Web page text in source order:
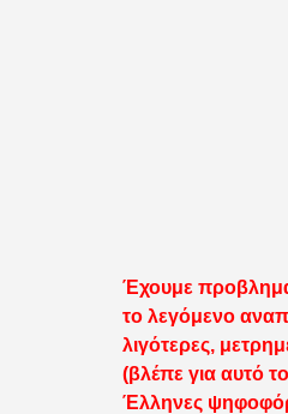
Έχουμε
το λεγόμενο
λιγότερες,
(βλέπε για αυτό
Έλληνες